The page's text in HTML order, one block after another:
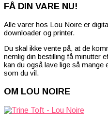
FÅ DIN VARE NU!
Alle varer hos Lou Noire er
downloader og printer.
Du skal ikke vente på, at de
nemlig din bestilling få minutter
kan du også lave lige så mange
som du vil.
OM LOU NOIRE